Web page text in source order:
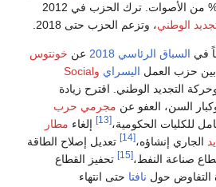
المركز الثاني بنسبة 31.59% من الأصوات. ترك الحزب في 2012
الوطني، وتزعم الحزب حتى 2018.
في السباق الرئاسي 2018 عن خونتوس
حزب العمل اليسراي
وSocial
التجديد الوطني. اقترح زيادة
السن، العفو عن مجرمي حرب
للكليات الحكومية،[13] إلغاء مطار
الجاري إنشاؤه،[14]
تعديل إصلاح الطاقة
صناعة النفط،[15]
تحفيز القطاع
التفاوض حول نافتا حتى انتهاء